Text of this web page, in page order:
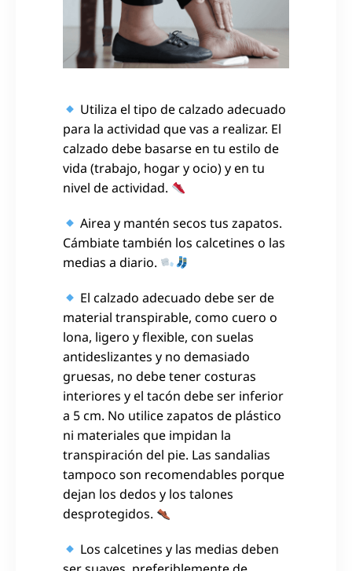
Utiliza el tipo de calzado adecuado
para la actividad que vas a realizar. El
calzado debe basarse en tu estilo de
vida (trabajo, hogar y ocio) y en tu
nivel de actividad.
Airea y mantén secos tus zapatos.
Cámbiate también los calcetines o las
medias a diario.
El calzado adecuado debe ser de
material transpirable, como cuero o
lona, ligero y flexible, con suelas
antideslizantes y no demasiado
gruesas, no debe tener costuras
interiores y el tacón debe ser inferior
a 5 cm. No utilice zapatos de plástico
ni materiales que impidan la
transpiración del pie. Las sandalias
tampoco son recomendables porque
dejan los dedos y los talones
desprotegidos.
Los calcetines y las medias deben